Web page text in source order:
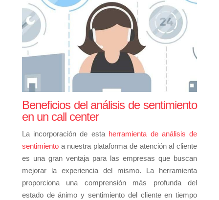
Beneficios del análisis de sentimiento
en un call center
La incorporación de esta herramienta de análisis de
sentimientoa nuestra plataforma de atención al cliente
es una gran ventaja para las empresas que buscan
mejorar la experiencia del mismo. La herramienta
proporciona una comprensión más profunda del
estado de ánimo y sentimiento del cliente en tiempo